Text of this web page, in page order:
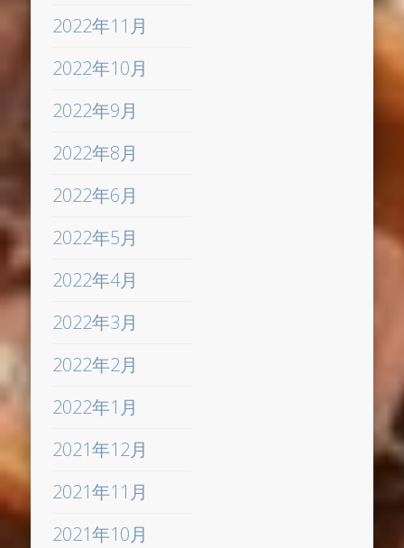
2022年11月
2022年10月
2022年9月
2022年8月
2022年6月
2022年5月
2022年4月
2022年3月
2022年2月
2022年1月
2021年12月
2021年11月
2021年10月